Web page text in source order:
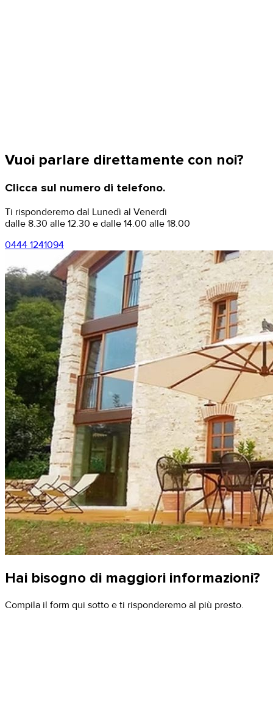
Vuoi parlare direttamente con noi?
Clicca sul numero di telefono.
Ti risponderemo dal Lunedì al Venerdì
dalle 8.30 alle 12.30 e dalle 14.00 alle 18.00
0444 1241094
Hai bisogno di maggiori informazioni?
Compila il form qui sotto e ti risponderemo al più presto.